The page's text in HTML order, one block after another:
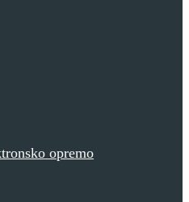
opremo